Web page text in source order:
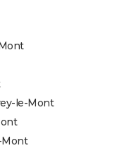
le-Mont
Mont